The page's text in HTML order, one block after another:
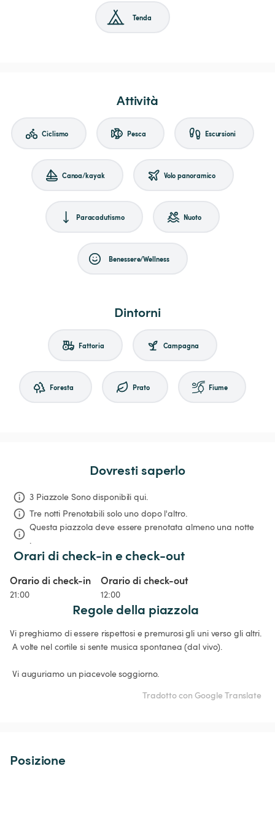
Tenda
Attività
Ciclismo Pesca Escursioni
Canoa/kayak Volo panoramico
Paracadutismo Nuoto
Benessere/Wellness
Dintorni
Fattoria Campagna
Foresta Prato Fiume
Dovresti saperlo
3 Piazzole Sono disponibili qui.
Tre notti Prenotabili solo uno dopo l'altro.
Questa piazzola deve essere prenotata almeno una notte
.
Orari di check-in e check-out
Orario di check-in
21:00
Orario di check-out
12:00
Regole della piazzola
Vi preghiamo di essere rispettosi e premurosi gli uni verso gli altri.
Vi auguriamo un piacevole soggiorno.
Tradotto con Google Translate
Posizione